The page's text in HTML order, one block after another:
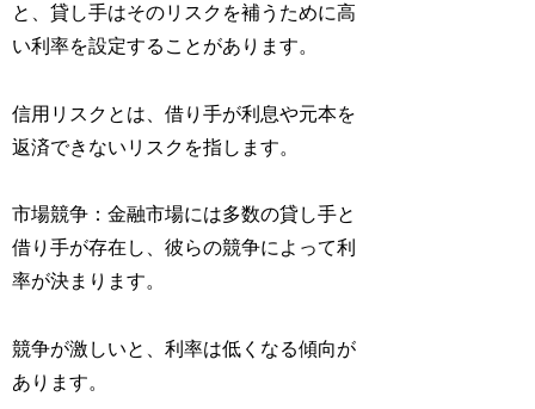
と、貸し手はそのリスクを補うために高
い利率を設定することがあります。
信用リスクとは、借り手が利息や元本を
返済できないリスクを指します。
市場競争：金融市場には多数の貸し手と
借り手が存在し、彼らの競争によって利
率が決まります。
競争が激しいと、利率は低くなる傾向が
あります。